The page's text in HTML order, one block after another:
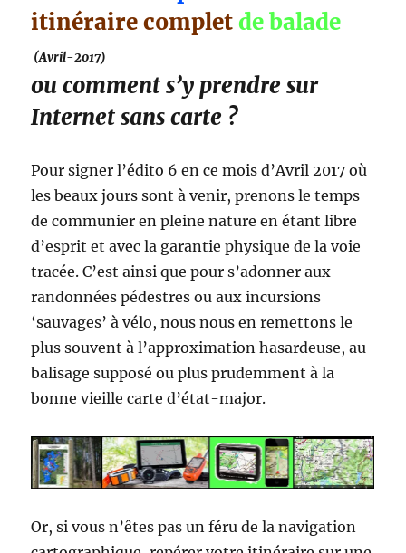
itinéraire completde balade
(Avril-2017)
ou comment s’y prendre sur
Internet sans carte ?
Pour signer l’édito 6 en ce mois d’Avril 2017 où
les beaux jours sont à venir, prenons le temps
de communier en pleine nature en étant libre
d’esprit et avec la garantie physique de la voie
tracée. C’est ainsi que pour s’adonner aux
randonnées pédestres ou aux incursions
‘sauvages’ à vélo, nous nous en remettons le
plus souvent à l’approximation hasardeuse, au
balisage supposé ou plus prudemment à la
bonne vieille carte d’état-major.
Or, si vous n’êtes pas un féru de la navigation